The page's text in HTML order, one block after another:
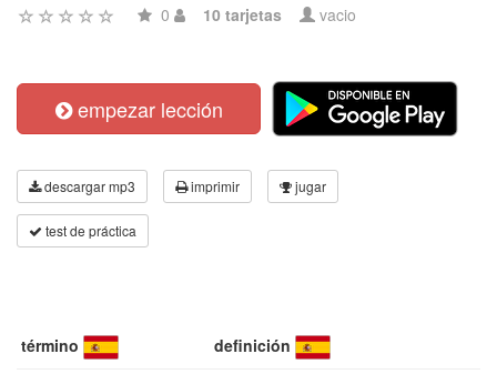
0 10 tarjetas vacio
empezar lección
descargar mp3 imprimir jugar
test de práctica
término definición